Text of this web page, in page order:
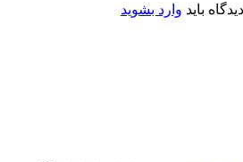
باید وارد بشوید